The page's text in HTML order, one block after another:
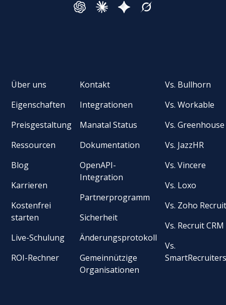
Über uns
Eigenschaften
Preisgestaltung
Ressourcen
Blog
Karrieren
Kostenfrei
starten
Live-Schulung
ROI-Rechner
Kontakt
Integrationen
Manatal Status
Dokumentation
OpenAPI-
Integration
Partnerprogramm
Sicherheit
Änderungsprotokoll
Gemeinnützige
Organisationen
Vs. Bullhorn
Vs. Workable
Vs. Greenhouse
Vs. JazzHR
Vs. Vincere
Vs. Loxo
Vs. Zoho
Vs. Recruit CRM
Vs.